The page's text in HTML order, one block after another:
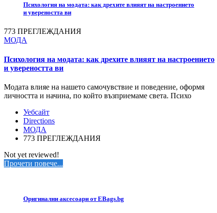
Психология на модата: как дрехите влияят на настроението
и увереността ви
773 ПРЕГЛЕЖДАНИЯ
МОДА
Психология на модата: как дрехите влияят на настроението
и увереността ви
Модата влияе на нашето самочувствие и поведение, оформя
личността и начина, по който възприемаме света. Психо
Уебсайт
Directions
МОДА
773 ПРЕГЛЕЖДАНИЯ
Not yet reviewed!
Прочети повече...
Оригинални аксесоари от EBags.bg